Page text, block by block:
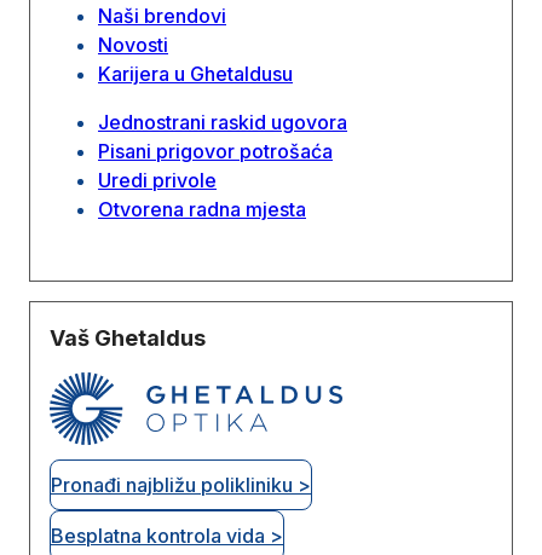
Naši brendovi
Novosti
Karijera u Ghetaldusu
Jednostrani raskid ugovora
Pisani prigovor potrošaća
Uredi privole
Otvorena radna mjesta
Vaš Ghetaldus
Pronađi najbližu polikliniku >
Besplatna kontrola vida >